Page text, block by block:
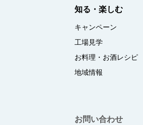
知る・楽しむ
キャンペーン
工場見学
お料理・お酒レシピ
地域情報
お問い合わせ